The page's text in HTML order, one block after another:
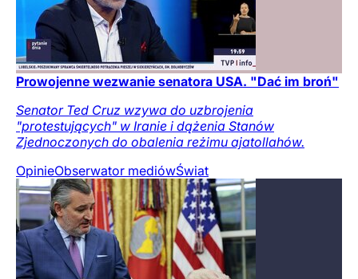
Prowojenne wezwanie senatora USA. "Dać im broń"
Senator Ted Cruz wzywa do uzbrojenia
"protestujących" w Iranie i dążenia Stanów
Zjednoczonych do obalenia reżimu ajatollahów.
OpinieObserwator mediówŚwiat